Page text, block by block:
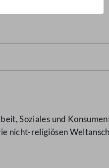
Soziales und
nicht-religiösen